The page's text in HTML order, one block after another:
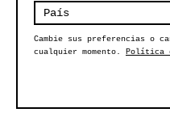
Cambie sus preferencias o
cualquier momento. Política